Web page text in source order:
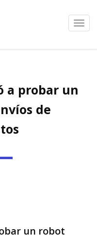
a probar un
de
un robot